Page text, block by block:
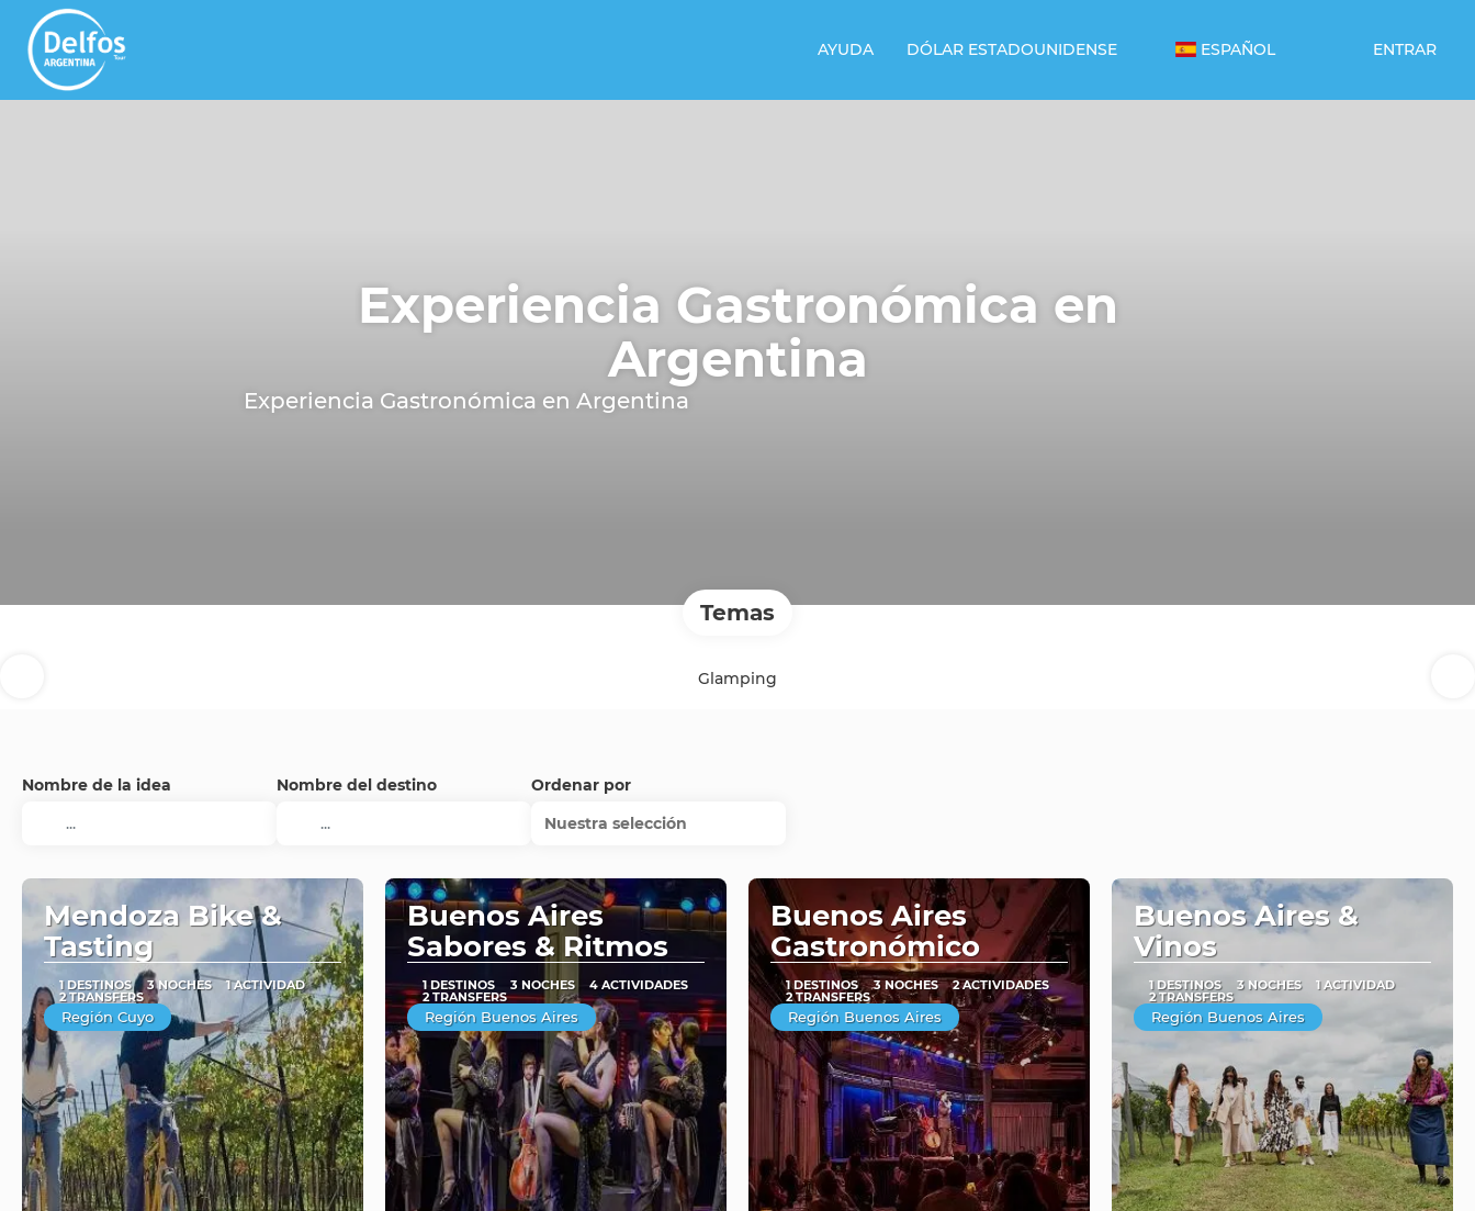
AYUDA DÓLAR ESTADOUNIDENSE ESPAÑOL ENTRAR
Experiencia Gastronómica en
Argentina
Experiencia Gastronómica en Argentina
Temas
Glamping
Nombre de la idea Nombre del destino
Ordenar por
Nuestra selección
Mendoza Bike &
Tasting
1 DESTINOS 3 NOCHES 1 ACTIVIDAD
2 TRANSFERS
Región Cuyo
Buenos Aires
Sabores & Ritmos
1 DESTINOS 3 NOCHES 4 ACTIVIDADES
2 TRANSFERS
Región Buenos Aires
Buenos Aires
Gastronómico
1 DESTINOS 3 NOCHES 2 ACTIVIDADES
2 TRANSFERS
Región Buenos Aires
Buenos Aires &
Vinos
1 DESTINOS 3 NOCHES 1 ACTIVIDAD
2 TRANSFERS
Región Buenos Aires